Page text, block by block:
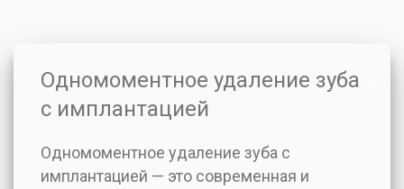
Одномоментное удаление зуба
с имплантацией
Одномоментное удаление зуба с
имплантацией — это современная и